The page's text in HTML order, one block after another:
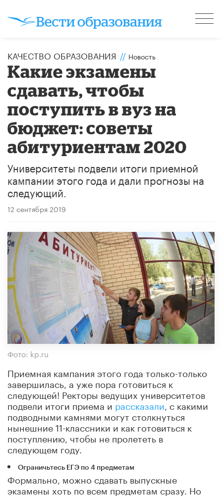
КАЧЕСТВО ОБРАЗОВАНИЯ // Новость
Какие экзамены
сдавать, чтобы
поступить в вуз на
бюджет: советы
абитуриентам 2020
Университеты подвели итоги приемной
кампании этого года и дали прогнозы на
следующий.
12 сентября 2019
Фото: kp.ru
Приемная кампания этого года только-только
завершилась, а уже пора готовиться к
следующей! Ректоры ведущих университетов
подвели итоги приема ирассказали, с какими
подводными камнями могут столкнуться
нынешние 11-классники и как готовиться к
поступлению, чтобы не пролететь в
следующем году.
Ограничьтесь ЕГЭ по 4 предметам
Формально, можно сдавать выпускные
экзамены хоть по всем предметам сразу. Но